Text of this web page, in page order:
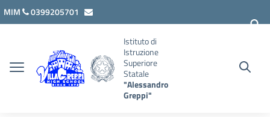
Vai ai contenuti
Vai al menu di navigazione
Vai al footer
MIM
0399205701
Istituto di
Istruzione
Superiore
Statale
"Alessandro
Greppi"